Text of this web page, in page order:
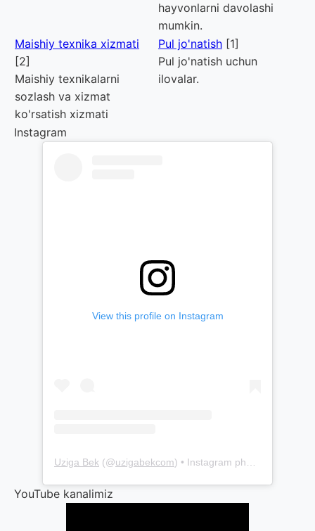
hayvonlarni davolashi
mumkin.
Maishiy texnika xizmati
[2]
Maishiy texnikalarni
sozlash va xizmat
ko'rsatish xizmati
Pul jo'natish [1]
Pul jo'natish uchun
ilovalar.
Instagram
View this profile on Instagram
Uziga Bek (@uzigabekcom) • Instagram photos and videos
YouTube kanalimiz